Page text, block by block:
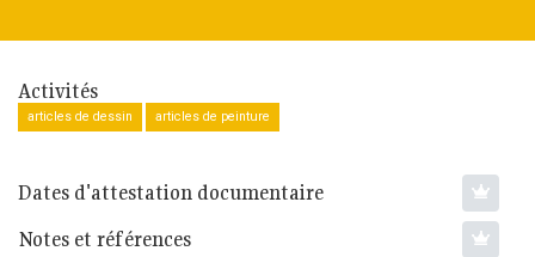
Activités
articles de dessin articles de peinture
Dates d'attestation documentaire
Notes et références